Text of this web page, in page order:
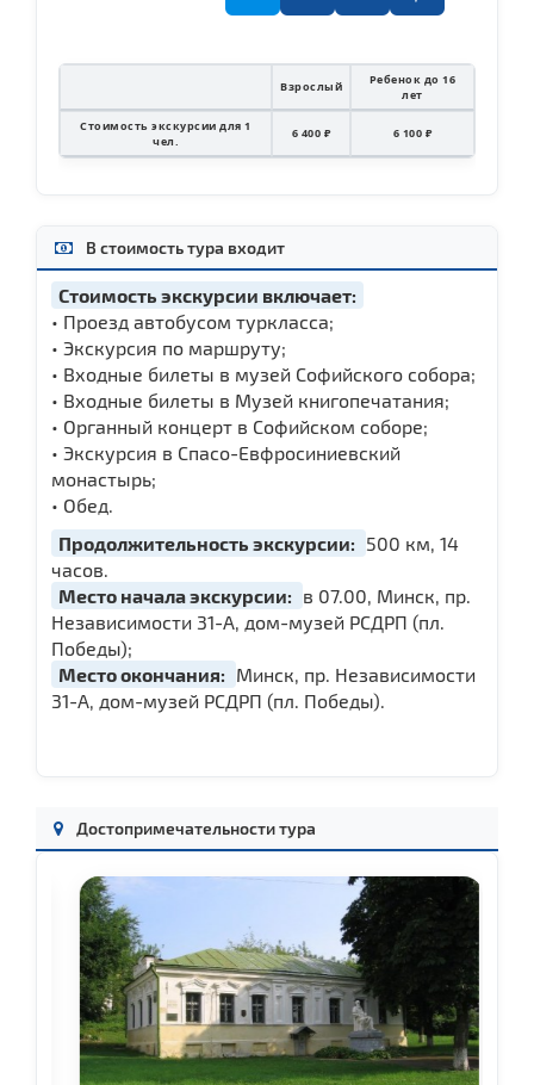
Взрослый
Ребенок до 16
лет
Стоимость экскурсии для 1
чел.
6 400 ₽ 6 100 ₽
В стоимость тура входит
Стоимость экскурсии включает:
• Проезд автобусом туркласса;
• Экскурсия по маршруту;
• Входные билеты в музей Софийского собора;
• Входные билеты в Музей книгопечатания;
• Органный концерт в Софийском соборе;
• Экскурсия в Спасо-Евфросиниевский
монастырь;
• Обед.
Продолжительность экскурсии: 500 км, 14
часов.
Место начала экскурсии: в 07.00, Минск, пр.
Независимости 31-А, дом-музей РСДРП (пл.
Победы);
Место окончания: Минск, пр. Независимости
31-А, дом-музей РСДРП (пл. Победы).
Достопримечательности тура